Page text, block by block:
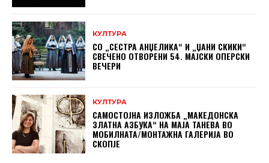
КУЛТУРА
СО „СЕСТРА АНЏЕЛИКА“ И „ЏАНИ СКИКИ“
СВЕЧЕНО ОТВОРЕНИ 54. МАЈСКИ ОПЕРСКИ
ВЕЧЕРИ
КУЛТУРА
САМОСТОЈНА ИЗЛОЖБА „МАКЕДОНСКА
ЗЛАТНА АЗБУКА“ НА МAЈА ТАНЕВА ВО
МОБИЛНАТА/МОНТАЖНА ГАЛЕРИЈА ВО
СКОПЈЕ